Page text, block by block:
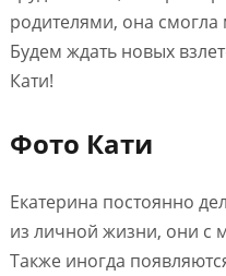
родителями, она смогла
Будем ждать новых
Кати!
Фото Кати
Екатерина постоянно
из личной жизни, они с
Также иногда